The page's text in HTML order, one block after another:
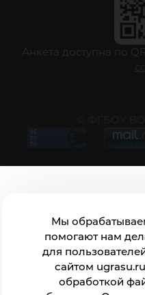
Мы
помогают нам
для
сайтом
обработкой
Анкета доступна по